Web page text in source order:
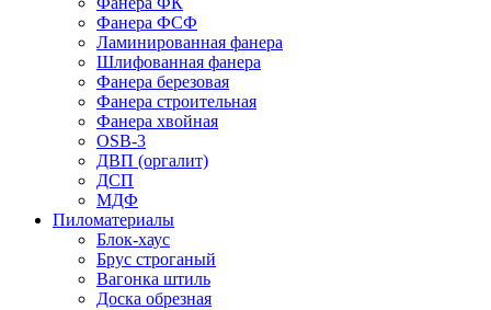
Фанера ФСФ
Ламинированная фанера
Шлифованная фанера
Фанера березовая
Фанера строительная
Фанера хвойная
OSB-3
ДВП (оргалит)
ДСП
МДФ
Пиломатериалы
Блок-хаус
Брус строганый
Вагонка штиль
Доска обрезная